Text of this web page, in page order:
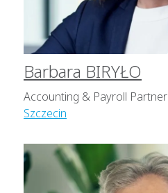
Barbara BIRYŁO
Accounting & Payroll Partner
Szczecin